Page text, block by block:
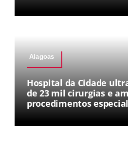
Alagoas
Hospital da Cidade
de 23 mil cirurgias e
procedimentos